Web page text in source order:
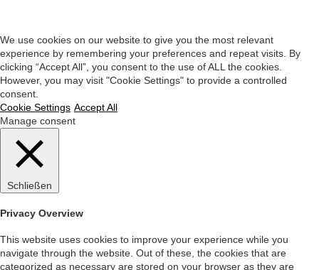
We use cookies on our website to give you the most relevant
experience by remembering your preferences and repeat visits. By
clicking “Accept All”, you consent to the use of ALL the cookies.
However, you may visit "Cookie Settings" to provide a controlled
consent.
Cookie Settings Accept All
Manage consent
Schließen
Privacy Overview
This website uses cookies to improve your experience while you
navigate through the website. Out of these, the cookies that are
categorized as necessary are stored on your browser as they are